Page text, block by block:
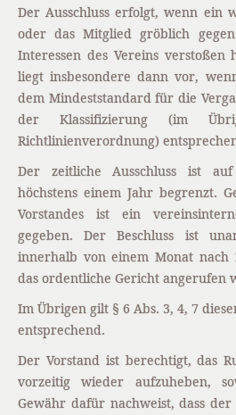
Der Ausschluss erfolgt, wenn ein
oder das Mitglied gröblich
Interessen des Vereins verstoßen
liegt insbesondere dann vor,
dem Mindeststandard für die
der Klassifizierung (im
Richtlinienverordnung)
Der zeitliche Ausschluss ist
höchstens einem Jahr begrenzt.
Vorstandes ist ein
gegeben. Der Beschluss ist
innerhalb von einem Monat nach
das ordentliche Gericht angerufen
Im Übrigen gilt § 6 Abs. 3, 4, 7
entsprechend.
Der Vorstand ist berechtigt, das
vorzeitig wieder aufzuheben,
Gewähr dafür nachweist, dass